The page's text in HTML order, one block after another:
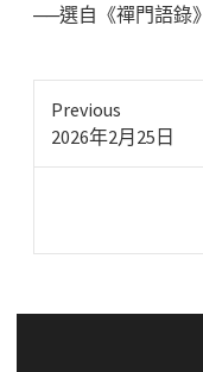
──選自《禪門語錄》
Previous
Previous
2026年2月25日